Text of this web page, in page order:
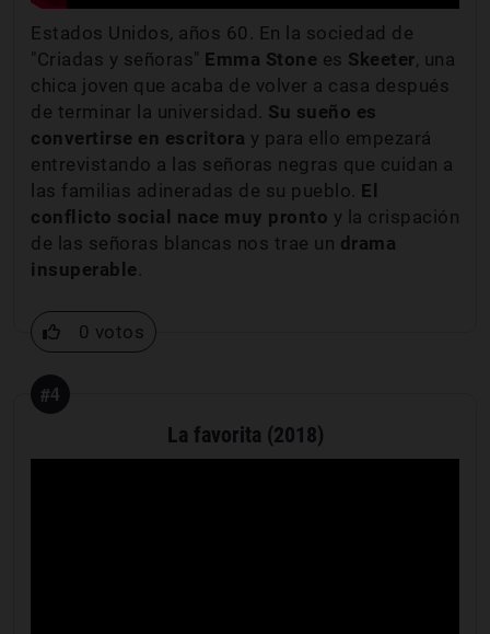
Estados Unidos, años 60. En la sociedad de
"Criadas y señoras" Emma Stone es Skeeter, una
chica joven que acaba de volver a casa después
de terminar la universidad. Su sueño es
convertirse en escritora y para ello empezará
entrevistando a las señoras negras que cuidan a
las familias adineradas de su pueblo. El
conflicto social nace muy pronto y la crispación
de las señoras blancas nos trae un drama
insuperable
0 votos
#4
La favorita (2018)